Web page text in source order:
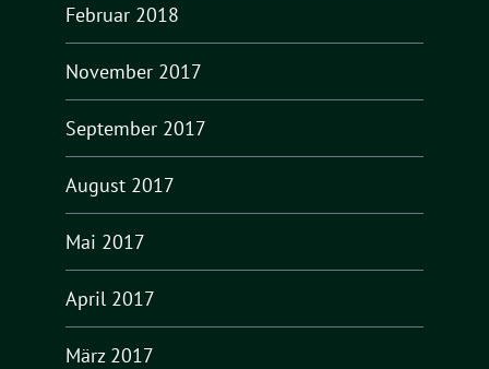
Februar 2018
November 2017
September 2017
August 2017
Mai 2017
April 2017
März 2017